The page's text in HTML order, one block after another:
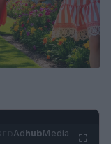
AdhubMedia